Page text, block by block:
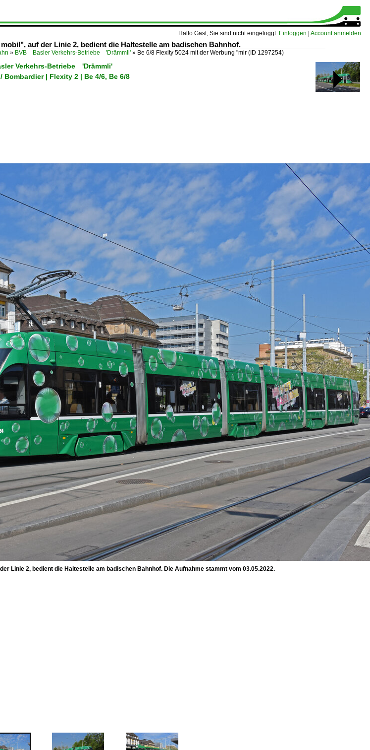
Hallo Gast, Sie sind nicht eingeloggt. Einloggen Account anmelden
auf der Linie 2, bedient die Haltestelle am badischen Bahnhof.
» BVB Basler Verkehrs-Betriebe 'Drämmli' » Be 6/8 Flexity 5024 mit der Werbung "mir (ID 1297254)
Verkehrs-Betriebe 'Drämmli'
| Flexity 2 | Be 4/6, Be 6/8
Linie 2, bedient die Haltestelle am badischen Bahnhof. Die Aufnahme stammt vom 03.05.2022.